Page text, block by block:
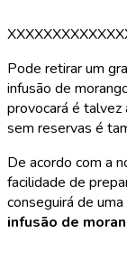
Pode retirar um
infusão de
provocará é talvez
sem reservas é
De acordo com a
facilidade de
conseguirá de
infusão de